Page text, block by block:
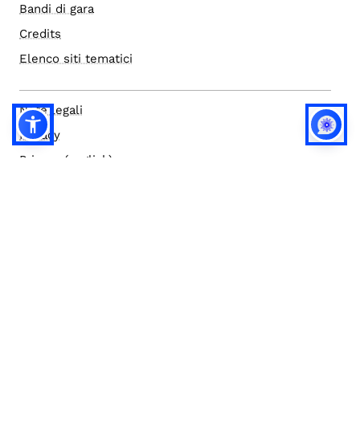
Bandi di gara
Credits
Elenco siti tematici
Note legali
Privacy
Privacy (english)